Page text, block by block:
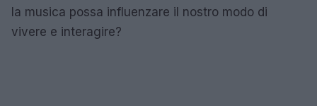
la musica possa influenzare il nostro modo di
vivere e interagire?